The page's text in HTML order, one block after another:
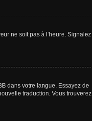
ne soit pas à l’heure. Signalez
dans votre langue. Essayez de
traduction. Vous trouverez